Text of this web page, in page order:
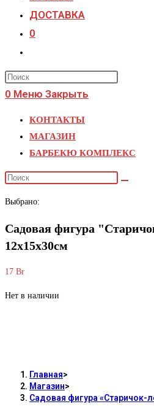
ДОСТАВКА
0
поиск
сайту
search
0 Меню Закрыть
КОНТАКТЫ
МАГАЗИН
БАРБЕКЮ КОМПЛЕКС
Поиск
сайте
Выбрано:
Садовая фигура
12х15х30см
17 Br
Нет в наличии
Главная>
Магазин>
Садовая фигура «Старичок-